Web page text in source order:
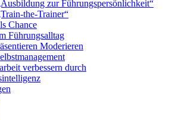
zur Führungspersönlichkeit“
the-Trainer“
Chance
Führungsalltag
Moderieren
verbessern durch